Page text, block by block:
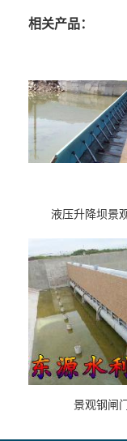
相关产品：
液压升降坝景
景观钢闸门